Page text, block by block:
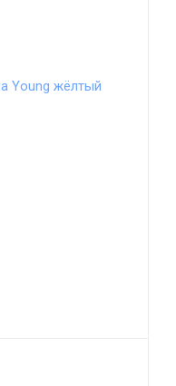
Young жёлтый